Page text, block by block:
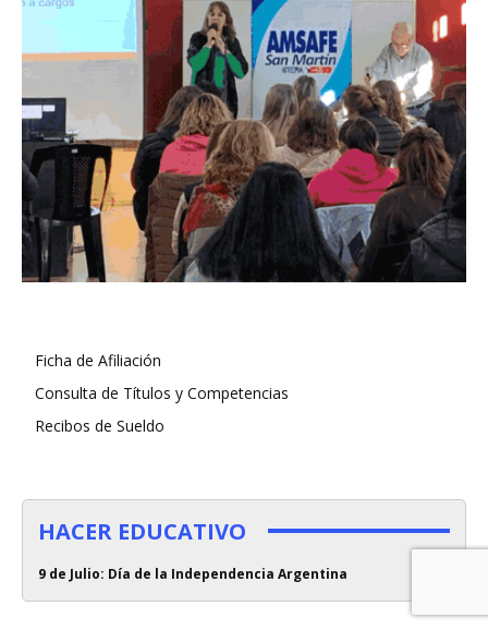
Ficha de Afiliación
Consulta de Títulos y Competencias
Recibos de Sueldo
HACER EDUCATIVO
9 de Julio: Día de la Independencia Argentina